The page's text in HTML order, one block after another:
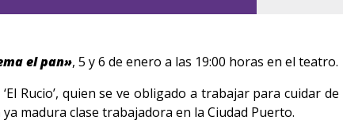
el pan», 5 y 6 de enero a las 19:00 horas en el teatro.
Rucio’, quien se ve obligado a trabajar para cuidar
madura clase trabajadora en la Ciudad Puerto.